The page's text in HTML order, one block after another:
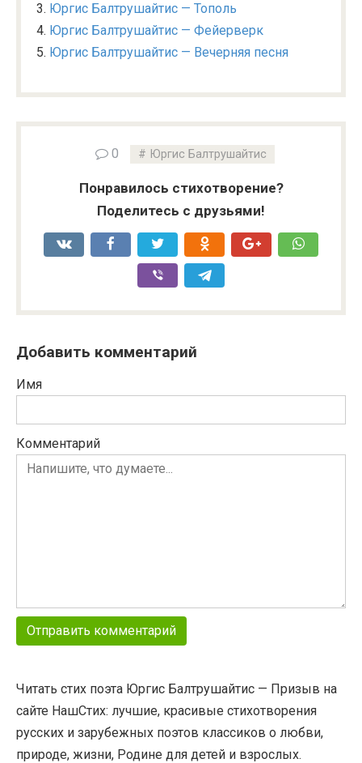
Юргис Балтрушайтис — Тополь
Юргис Балтрушайтис — Фейерверк
Юргис Балтрушайтис — Вечерняя песня
0 Юргис Балтрушайтис
Понравилось стихотворение?
Поделитесь с друзьями!
Добавить комментарий
Имя
Комментарий
Читать стих поэта Юргис Балтрушайтис — Призыв на
сайте НашСтих: лучшие, красивые стихотворения
русских и зарубежных поэтов классиков о любви,
природе, жизни, Родине для детей и взрослых.